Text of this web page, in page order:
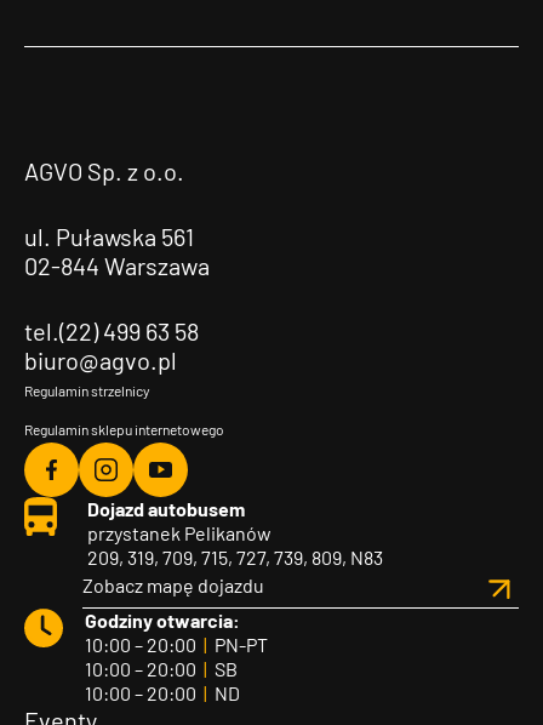
AGVO Sp. z o.o.
ul. Puławska 561
02-844 Warszawa
tel.(22) 499 63 58
biuro@agvo.pl
Regulamin strzelnicy
Regulamin sklepu internetowego
Agvo
Facebook
Agvo
Instagram
Agvo
YouTube
Dojazd autobusem
przystanek Pelikanów
209, 319, 709, 715, 727, 739, 809, N83
Zobacz mapę dojazdu
Godziny otwarcia:
10:00 – 20:00 | PN-PT
10:00 – 20:00 | SB
10:00 – 20:00 | ND